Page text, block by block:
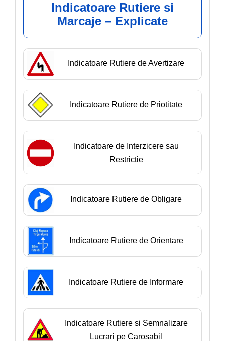
Indicatoare Rutiere si
Marcaje – Explicate
Indicatoare Rutiere de Avertizare
Indicatoare Rutiere de Priotitate
Indicatoare de Interzicere sau
Restrictie
Indicatoare Rutiere de Obligare
Indicatoare Rutiere de Orientare
Indicatoare Rutiere de Informare
Indicatoare Rutiere si Semnalizare
Lucrari pe Carosabil